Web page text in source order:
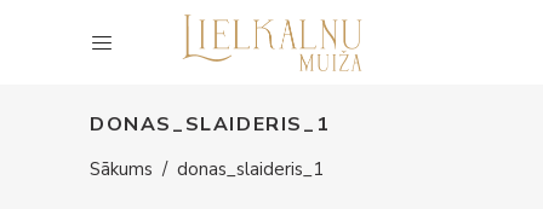
DONAS_SLAIDERIS_1
Sākums / donas_slaideris_1